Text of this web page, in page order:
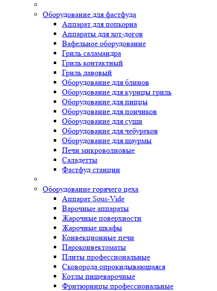
Оборудование для фастфуда
Аппарат для попкорна
Аппараты для хот-догов
Вафельное оборудование
Гриль саламандра
Гриль контактный
Гриль лавовый
Оборудование для блинов
Оборудование для курицы гриль
Оборудование для пиццы
Оборудование для пончиков
Оборудование для суши
Оборудование для чебуреков
Оборудование для шаурмы
Печи микроволновые
Саладетты
Фастфуд станции
Оборудование горячего цеха
Аппарат Sous-Vide
Варочные аппараты
Жарочные поверхности
Жарочные шкафы
Конвекционные печи
Пароконвектоматы
Плиты профессиональные
Сковорода опрокидывающаяся
Котлы пищеварочные
Фритюрницы профессиональные